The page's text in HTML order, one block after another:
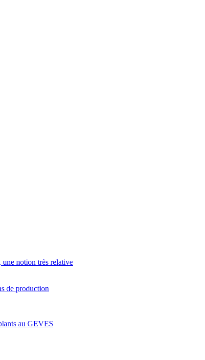
une notion très relative
de production
au GEVES